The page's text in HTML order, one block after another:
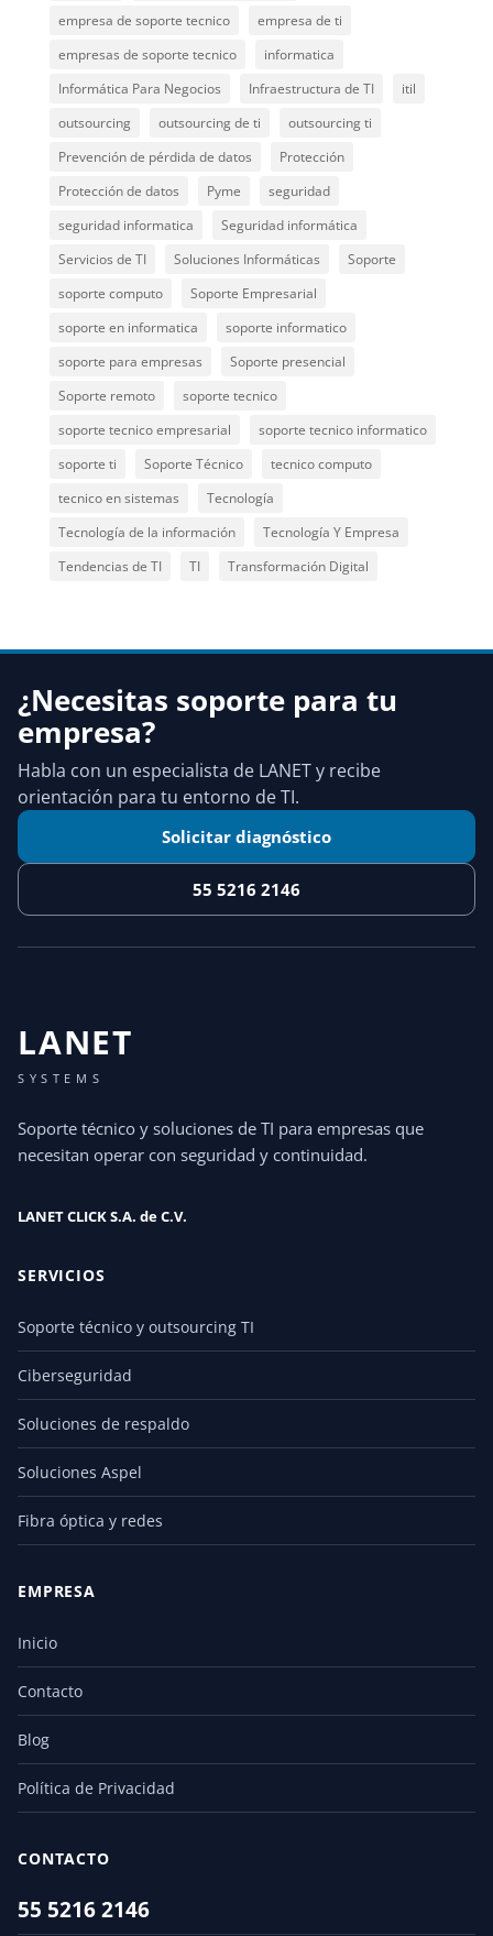
empresa de soporte tecnico
empresa de ti
empresas de soporte tecnico
informatica
Informática Para Negocios
Infraestructura de TI
itil
outsourcing
outsourcing de ti
outsourcing ti
Prevención de pérdida de datos
Protección
Protección de datos
Pyme
seguridad
seguridad informatica
Seguridad informática
Servicios de TI
Soluciones Informáticas
Soporte
soporte computo
Soporte Empresarial
soporte en informatica
soporte informatico
soporte para empresas
Soporte presencial
Soporte remoto
soporte tecnico
soporte tecnico empresarial
soporte tecnico informatico
soporte ti
Soporte Técnico
tecnico computo
tecnico en sistemas
Tecnología
Tecnología de la información
Tecnología Y Empresa
Tendencias de TI
TI Transformación Digital
¿Necesitas soporte para tu
empresa?
Habla con un especialista de LANET y recibe
orientación para tu entorno de TI.
Solicitar diagnóstico
55 5216 2146
LANET
SYSTEMS
Soporte técnico y soluciones de TI para empresas que
necesitan operar con seguridad y continuidad.
LANET CLICK S.A. de C.V.
SERVICIOS
Soporte técnico y outsourcing TI
Ciberseguridad
Soluciones de respaldo
Soluciones Aspel
Fibra óptica y redes
EMPRESA
Inicio
Contacto
Blog
Política de Privacidad
CONTACTO
55 5216 2146